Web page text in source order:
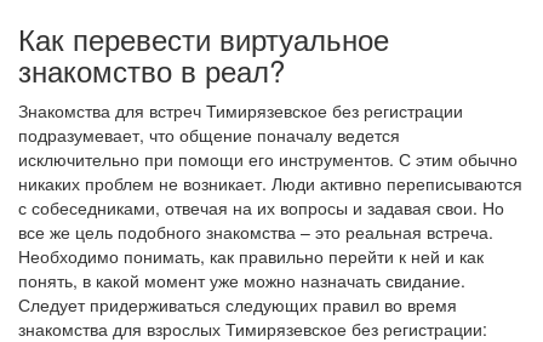
Как перевести виртуальное
знакомство в реал?
Знакомства для встреч Тимирязевское без регистрации
подразумевает, что общение поначалу ведется
исключительно при помощи его инструментов. С этим обычно
никаких проблем не возникает. Люди активно переписываются
с собеседниками, отвечая на их вопросы и задавая свои. Но
все же цель подобного знакомства – это реальная встреча.
Необходимо понимать, как правильно перейти к ней и как
понять, в какой момент уже можно назначать свидание.
Следует придерживаться следующих правил во время
знакомства для взрослых Тимирязевское без регистрации: